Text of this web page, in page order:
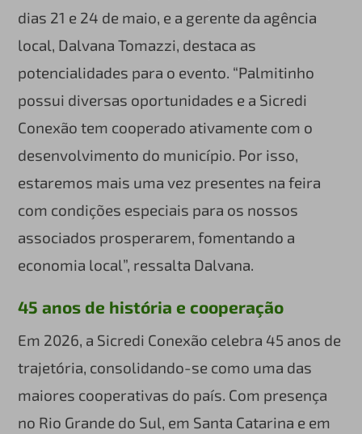
dias 21 e 24 de maio, e a gerente da agência
local, Dalvana Tomazzi, destaca as
potencialidades para o evento. “Palmitinho
possui diversas oportunidades e a Sicredi
Conexão tem cooperado ativamente com o
desenvolvimento do município. Por isso,
estaremos mais uma vez presentes na feira
com condições especiais para os nossos
associados prosperarem, fomentando a
economia local”, ressalta Dalvana.
45 anos de história e cooperação
Em 2026, a Sicredi Conexão celebra 45 anos de
trajetória, consolidando-se como uma das
maiores cooperativas do país. Com presença
no Rio Grande do Sul, em Santa Catarina e em